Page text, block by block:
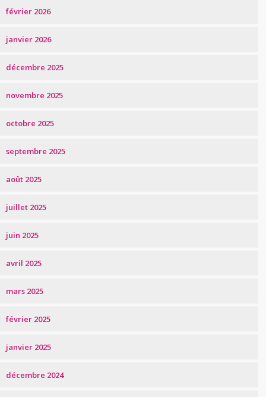
février 2026
janvier 2026
décembre 2025
novembre 2025
octobre 2025
septembre 2025
août 2025
juillet 2025
juin 2025
avril 2025
mars 2025
février 2025
janvier 2025
décembre 2024